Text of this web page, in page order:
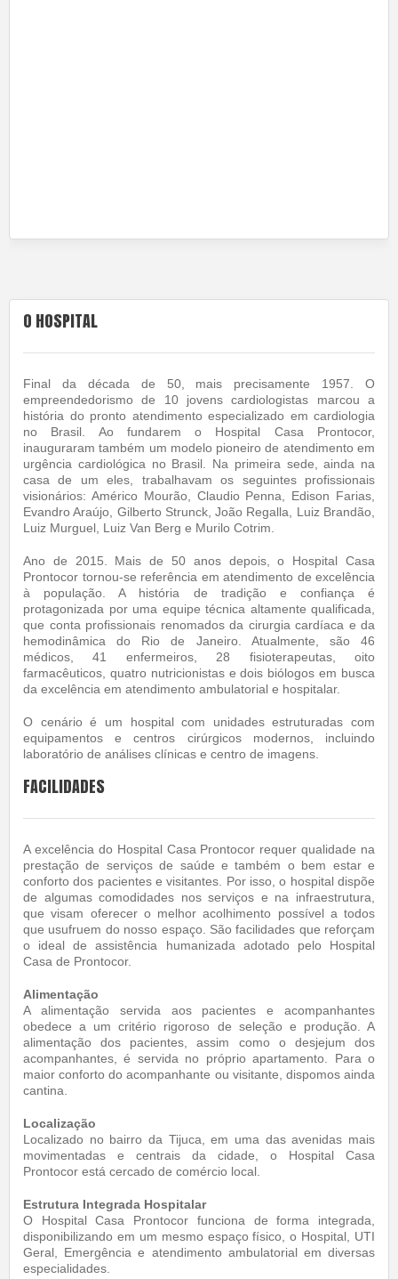
O HOSPITAL
Final da década de 50, mais precisamente 1957. O
empreendedorismo de 10 jovens cardiologistas marcou a
história do pronto atendimento especializado em cardiologia
no Brasil. Ao fundarem o Hospital Casa Prontocor,
inauguraram também um modelo pioneiro de atendimento em
urgência cardiológica no Brasil. Na primeira sede, ainda na
casa de um eles, trabalhavam os seguintes profissionais
visionários: Américo Mourão, Claudio Penna, Edison Farias,
Evandro Araújo, Gilberto Strunck, João Regalla, Luiz Brandão,
Luiz Murguel, Luiz Van Berg e Murilo Cotrim.
Ano de 2015. Mais de 50 anos depois, o Hospital Casa
Prontocor tornou-se referência em atendimento de excelência
à população. A história de tradição e confiança é
protagonizada por uma equipe técnica altamente qualificada,
que conta profissionais renomados da cirurgia cardíaca e da
hemodinâmica do Rio de Janeiro. Atualmente, são 46
médicos, 41 enfermeiros, 28 fisioterapeutas, oito
farmacêuticos, quatro nutricionistas e dois biólogos em busca
da excelência em atendimento ambulatorial e hospitalar.
O cenário é um hospital com unidades estruturadas com
equipamentos e centros cirúrgicos modernos, incluindo
laboratório de análises clínicas e centro de imagens.
FACILIDADES
A excelência do Hospital Casa Prontocor requer qualidade na
prestação de serviços de saúde e também o bem estar e
conforto dos pacientes e visitantes. Por isso, o hospital dispõe
de algumas comodidades nos serviços e na infraestrutura,
que visam oferecer o melhor acolhimento possível a todos
que usufruem do nosso espaço. São facilidades que reforçam
o ideal de assistência humanizada adotado pelo Hospital
Casa de Prontocor.
Alimentação
A alimentação servida aos pacientes e acompanhantes
obedece a um critério rigoroso de seleção e produção. A
alimentação dos pacientes, assim como o desjejum dos
acompanhantes, é servida no próprio apartamento. Para o
maior conforto do acompanhante ou visitante, dispomos ainda
cantina.
Localização
Localizado no bairro da Tijuca, em uma das avenidas mais
movimentadas e centrais da cidade, o Hospital Casa
Prontocor está cercado de comércio local.
Estrutura Integrada Hospitalar
O Hospital Casa Prontocor funciona de forma integrada,
disponibilizando em um mesmo espaço físico, o Hospital, UTI
Geral, Emergência e atendimento ambulatorial em diversas
especialidades.